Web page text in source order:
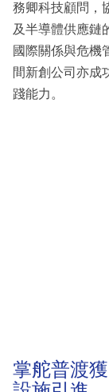
務卿科技顧問，
及半導體供應鏈
國際關係與危機
間新創公司亦成
踐能力。
掌舵普渡